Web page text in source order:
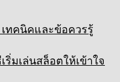
ทคนิคและข้อควรรู้
มเล่นสล็อตให้เข้าใจ